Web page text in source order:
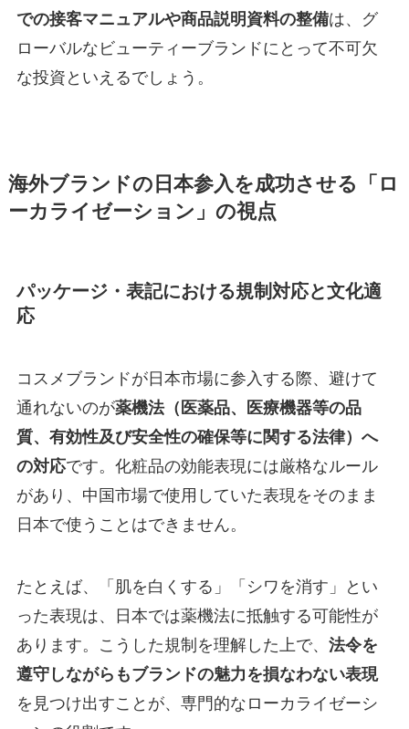
での接客マニュアルや商品説明資料の整備は、グ
ローバルなビューティーブランドにとって不可欠
な投資といえるでしょう。
海外ブランドの日本参入を成功させる「ロ
ーカライゼーション」の視点
パッケージ・表記における規制対応と文化適
応
コスメブランドが日本市場に参入する際、避けて
通れないのが薬機法（医薬品、医療機器等の品
質、有効性及び安全性の確保等に関する法律）へ
の対応です。化粧品の効能表現には厳格なルール
があり、中国市場で使用していた表現をそのまま
日本で使うことはできません。
たとえば、「肌を白くする」「シワを消す」とい
った表現は、日本では薬機法に抵触する可能性が
あります。こうした規制を理解した上で、 法令を
遵守しながらもブランドの魅力を損なわない表現
を見つけ出すことが、専門的なローカライゼーシ